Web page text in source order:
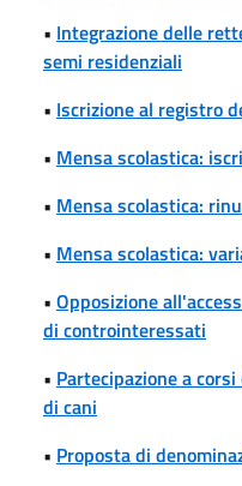
• Integrazione delle
semi residenziali
• Iscrizione al registro
• Mensa scolastica:
• Mensa scolastica:
• Mensa scolastica:
• Opposizione
di controinteressati
• Partecipazione a
di cani
• Proposta di